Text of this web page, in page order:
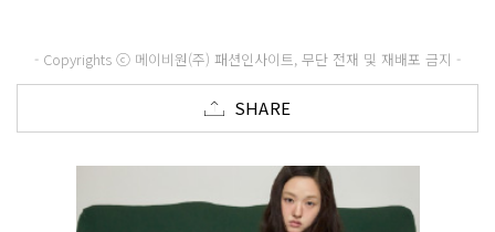
- Copyrights ⓒ 메이비원(주) 패션인사이트, 무단 전재 및 재배포 금지 -
SHARE